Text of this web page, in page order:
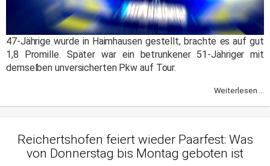
47-Jährige wurde in Haimhausen gestellt, brachte es auf gut
1,8 Promille. Später war ein betrunkener 51-Jähriger mit
demselben unversicherten Pkw auf Tour.
Weiterlesen ...
Reichertshofen feiert wieder Paarfest: Was
von Donnerstag bis Montag geboten ist